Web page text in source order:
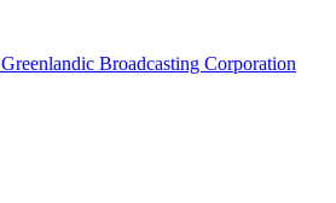
Greenlandic Broadcasting Corporation